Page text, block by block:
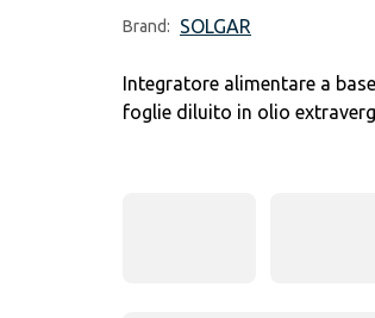
Brand: SOLGAR
Integratore alimentare a
foglie diluito in olio